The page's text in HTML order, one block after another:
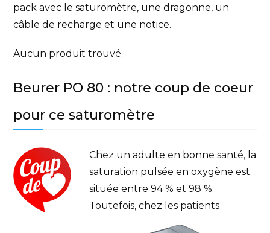
pack avec le saturomètre, une dragonne, un
câble de recharge et une notice.
Aucun produit trouvé.
Beurer PO 80 : notre coup de coeur
pour ce saturomètre
Chez un adulte en bonne santé, la
saturation pulsée en oxygène est
située entre 94 % et 98 %.
Toutefois, chez les patients